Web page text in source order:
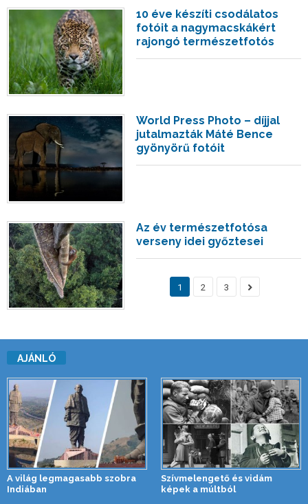
10 éve készíti csodálatos
fotóit a nagymacskákért
rajongó természetfotós
World Press Photo – díjjal
jutalmazták Máté Bence
gyönyörű fotóit
Az év természetfotósa
verseny idei győztesei
1 2 3
AJÁNLÓ
A világ legmagasabb szobra
Indiában
Szívmelengető és vidám
képek a múltból